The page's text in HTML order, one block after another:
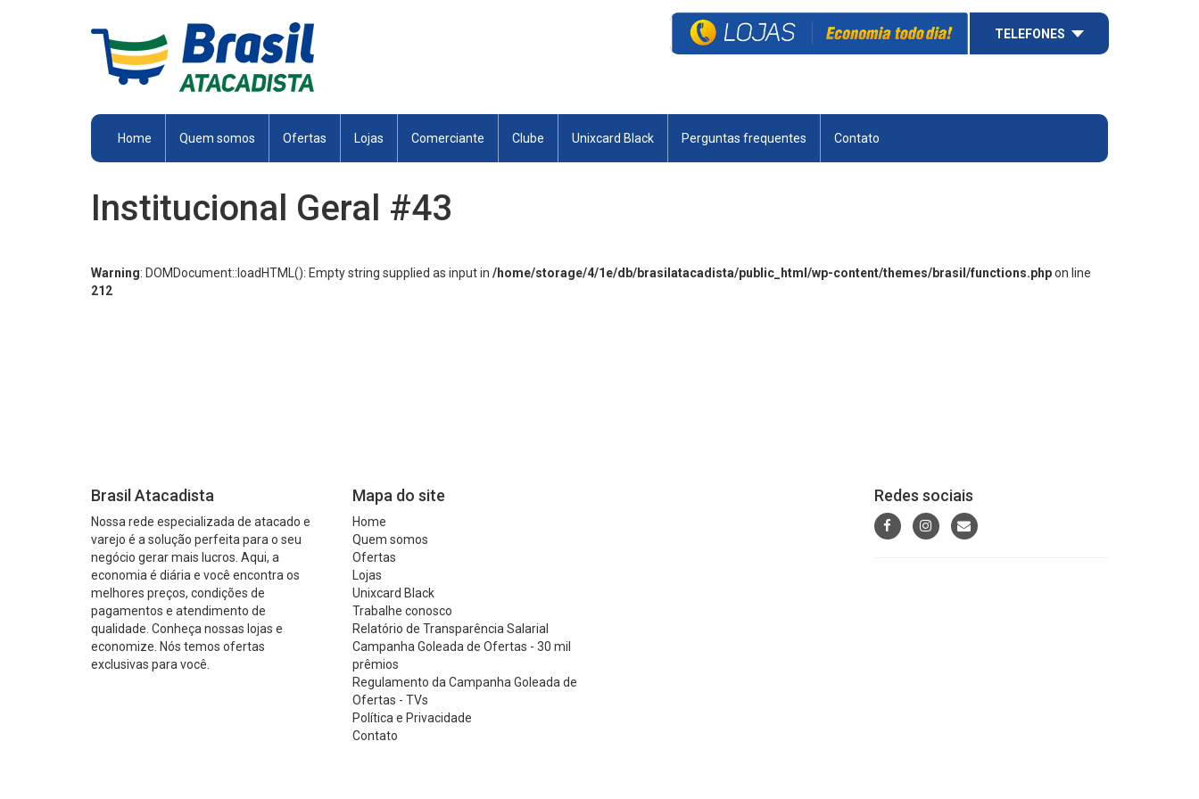
TELEFONES
Brasil
Home Quem somos Ofertas Lojas Comerciante Clube Unixcard Black Perguntas frequentes Contato
Institucional Geral #43
Warning: DOMDocument::loadHTML(): Empty string supplied as input in /home/storage/4/1e/db/brasilatacadista/public_html/wp-content/themes/brasil/functions.phpon line
212
Brasil Atacadista
Nossa rede especializada de atacado e
varejo é a solução perfeita para o seu
negócio gerar mais lucros. Aqui, a
economia é diária e você encontra os
melhores preços, condições de
pagamentos e atendimento de
qualidade. Conheça nossas lojas e
economize. Nós temos ofertas
exclusivas para você.
Mapa do site
Home
Quem somos
Ofertas
Lojas
Unixcard Black
Trabalhe conosco
Relatório de Transparência Salarial
Campanha Goleada de Ofertas - 30 mil
prêmios
Regulamento da Campanha Goleada de
Ofertas - TVs
Política e Privacidade
Contato
Redes sociais